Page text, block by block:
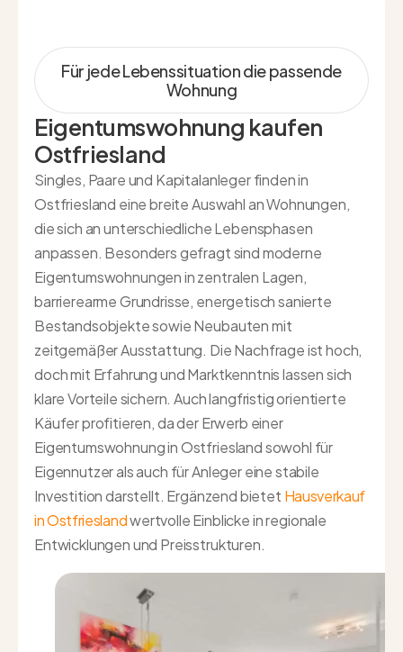
Für jede Lebenssituation die passende
Wohnung
Eigentumswohnung kaufen
Ostfriesland
Singles, Paare und Kapitalanleger finden in
Ostfriesland eine breite Auswahl an Wohnungen,
die sich an unterschiedliche Lebensphasen
anpassen. Besonders gefragt sind moderne
Eigentumswohnungen in zentralen Lagen,
barrierearme Grundrisse, energetisch sanierte
Bestandsobjekte sowie Neubauten mit
zeitgemäßer Ausstattung. Die Nachfrage ist hoch,
doch mit Erfahrung und Marktkenntnis lassen sich
klare Vorteile sichern. Auch langfristig orientierte
Käufer profitieren, da der Erwerb einer
Eigentumswohnung in Ostfriesland sowohl für
Eigennutzer als auch für Anleger eine stabile
Investition darstellt. Ergänzend bietet Hausverkauf
in Ostfrieslandwertvolle Einblicke in regionale
Entwicklungen und Preisstrukturen.